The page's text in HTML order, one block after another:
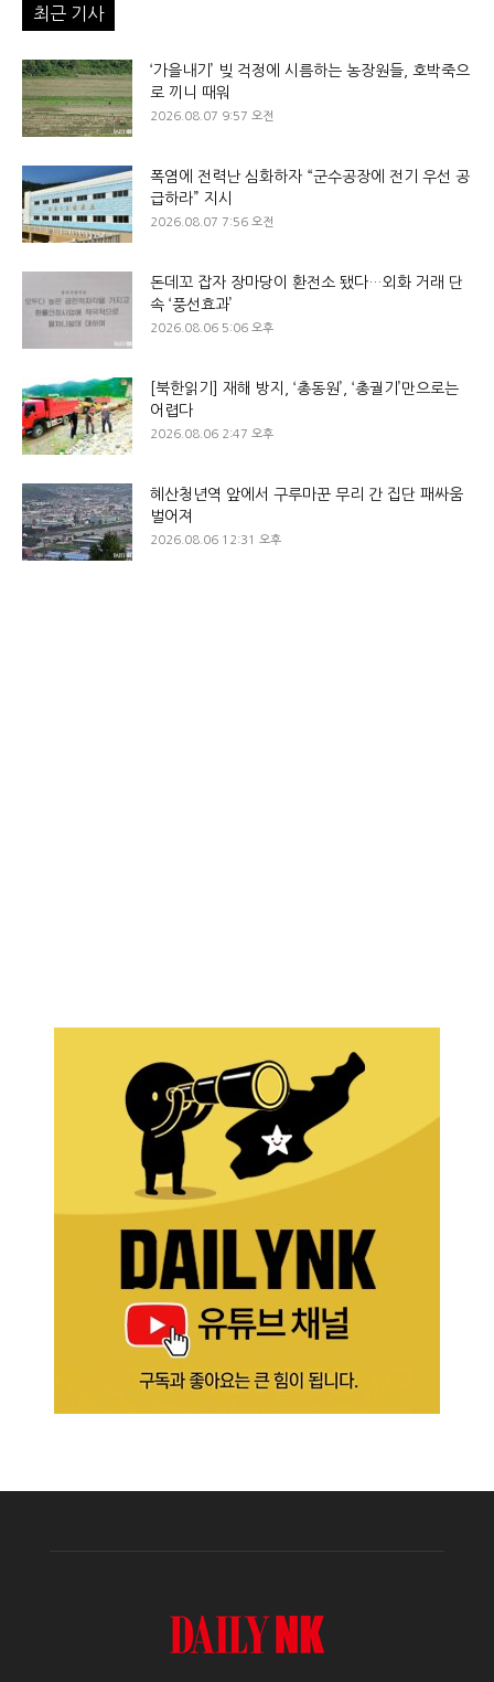
최근 기사
‘가을내기’ 빚 걱정에 시름하는 농장원들, 호박죽으
로 끼니 때워
2026.08.07 9:57 오전
폭염에 전력난 심화하자 “군수공장에 전기 우선 공
급하라” 지시
2026.08.07 7:56 오전
돈데꼬 잡자 장마당이 환전소 됐다…외화 거래 단
속 ‘풍선효과’
2026.08.06 5:06 오후
[북한읽기] 재해 방지, ‘총동원’, ‘총궐기’만으로는
어렵다
2026.08.06 2:47 오후
혜산청년역 앞에서 구루마꾼 무리 간 집단 패싸움
벌어져
2026.08.06 12:31 오후